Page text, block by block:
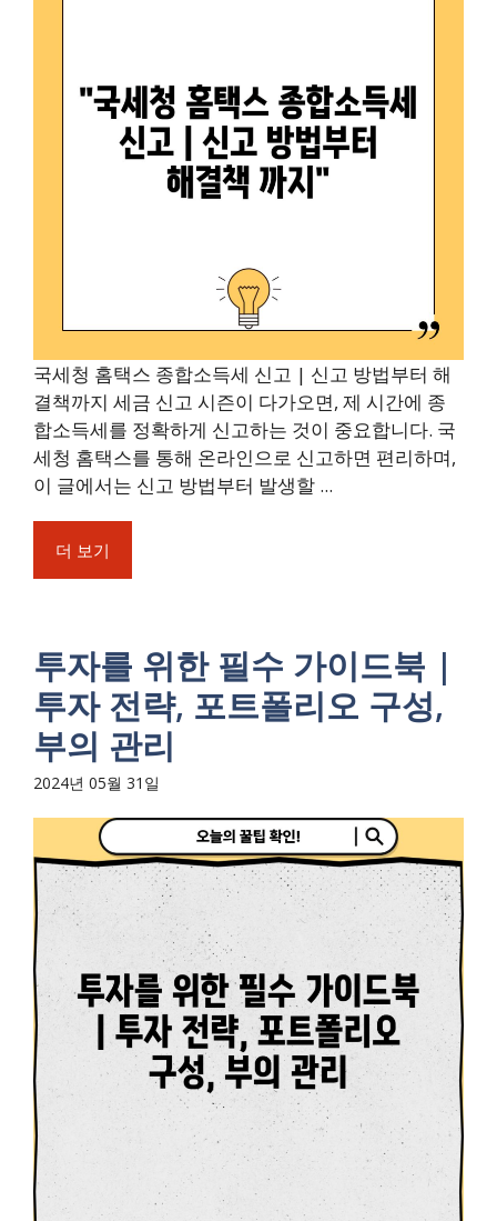
국세청 홈택스 종합소득세 신고 | 신고 방법부터 해
결책까지 세금 신고 시즌이 다가오면, 제 시간에 종
합소득세를 정확하게 신고하는 것이 중요합니다. 국
세청 홈택스를 통해 온라인으로 신고하면 편리하며,
이 글에서는 신고 방법부터 발생할 ...
더 보기
투자를 위한 필수 가이드북 |
투자 전략, 포트폴리오 구성,
부의 관리
2024년 05월 31일